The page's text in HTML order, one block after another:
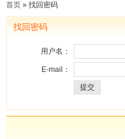
首页 » 找回密码
找回密码
用户名：
E-mail：
提交